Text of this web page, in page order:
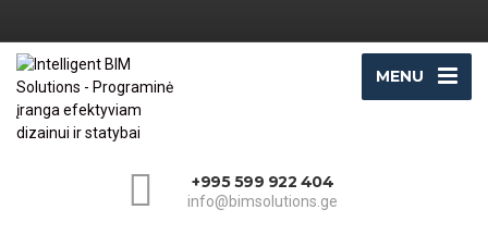
MENU
+995 599 922 404
info@bimsolutions.ge